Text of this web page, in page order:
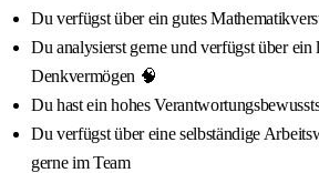
Du verfügst über ein gutes
Du analysierst gerne und verfügst über ein
Denkvermögen 🧠
Du hast ein hohes
Du verfügst über eine selbständige
gerne im Team